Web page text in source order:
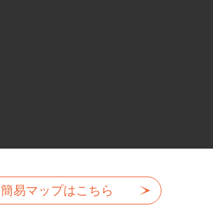
簡易マップはこちら